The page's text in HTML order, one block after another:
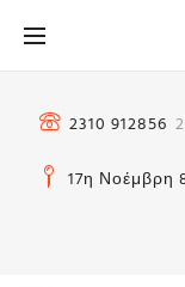
στο
2310 912856
17η Νοέμβρη